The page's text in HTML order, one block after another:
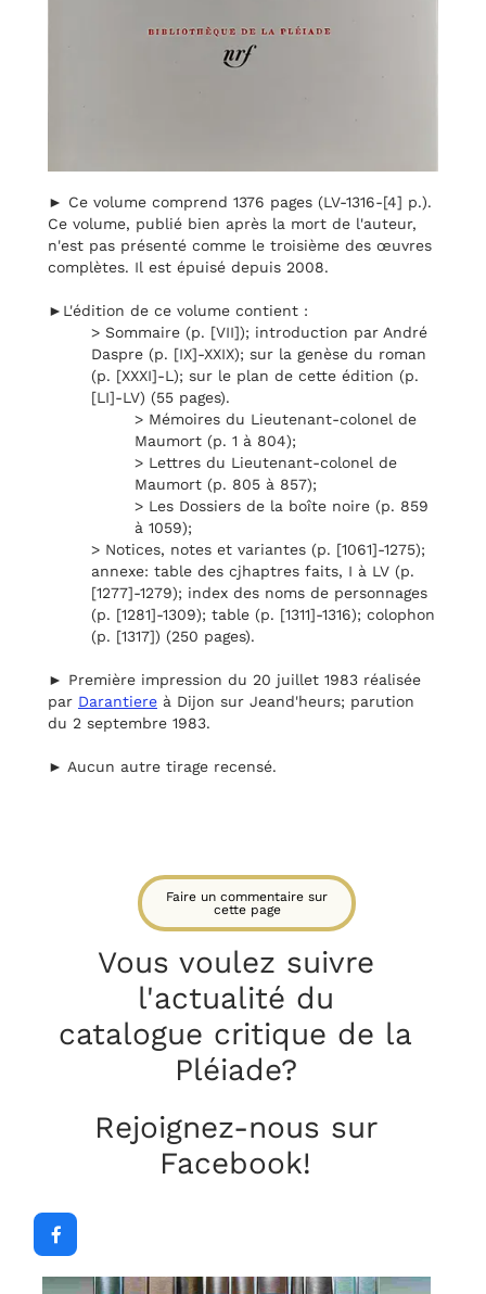
► Ce volume comprend 1376 pages (LV-1316-[4] p.).
Ce volume, publié bien après la mort de l'auteur,
n'est pas présenté comme le troisième des œuvres
complètes. Il est épuisé depuis 2008.
►L'édition de ce volume contient :
> Sommaire (p. [VII]); introduction par André
Daspre (p. [IX]-XXIX); sur la genèse du roman
(p. [XXXI]-L); sur le plan de cette édition (p.
[LI]-LV) (55 pages).
> Mémoires du Lieutenant-colonel de
Maumort (p. 1 à 804);
> Lettres du Lieutenant-colonel de
Maumort (p. 805 à 857);
> Les Dossiers de la boîte noire (p. 859
à 1059);
> Notices, notes et variantes (p. [1061]-1275);
annexe: table des cjhaptres faits, I à LV (p.
[1277]-1279); index des noms de personnages
(p. [1281]-1309); table (p. [1311]-1316); colophon
(p. [1317]) (250 pages).
► Première impression du 20 juillet 1983 réalisée
par Darantiere à Dijon sur Jeand'heurs; parution
du 2 septembre 1983.
► Aucun autre tirage recensé.
Faire un commentaire sur
cette page
Vous voulez suivre
l'actualité du
catalogue critique de la
Pléiade?
Rejoignez-nous sur
Facebook!
